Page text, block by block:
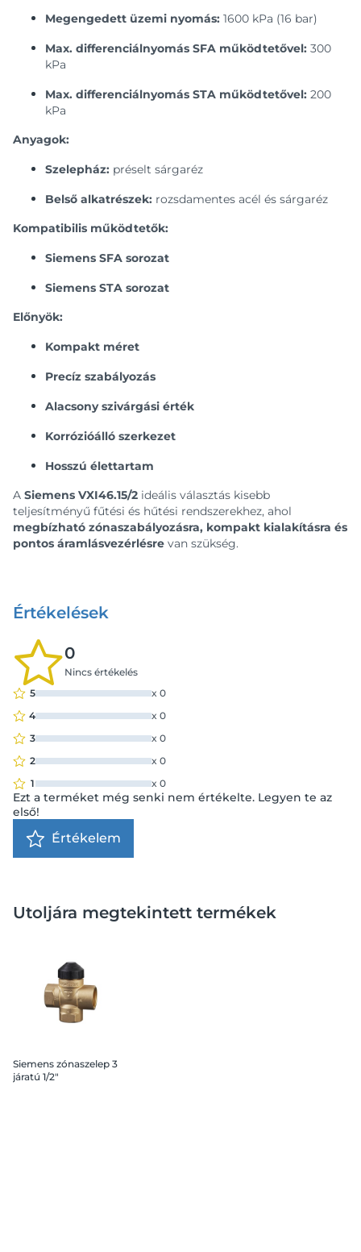
Megengedett üzemi nyomás: 1600 kPa (16 bar)
Max. differenciálnyomás SFA működtetővel: 300
kPa
Max. differenciálnyomás STA működtetővel: 200
kPa
Anyagok:
Szelepház: préselt sárgaréz
Belső alkatrészek: rozsdamentes acél és sárgaréz
Kompatibilis működtetők:
Siemens SFA sorozat
Siemens STA sorozat
Előnyök:
Kompakt méret
Precíz szabályozás
Alacsony szivárgási érték
Korrózióálló szerkezet
Hosszú élettartam
A Siemens VXI46.15/2 ideális választás kisebb
teljesítményű fűtési és hűtési rendszerekhez, ahol
megbízható zónaszabályozásra, kompakt kialakításra és
pontos áramlásvezérlésre van szükség.
Értékelések
0
Nincs értékelés
5
x 0
4
x 0
3
x 0
2
x 0
1
x 0
Ezt a terméket még senki nem értékelte. Legyen te az
első!
Értékelem
Utoljára megtekintett termékek
Siemens zónaszelep 3
járatú 1/2"